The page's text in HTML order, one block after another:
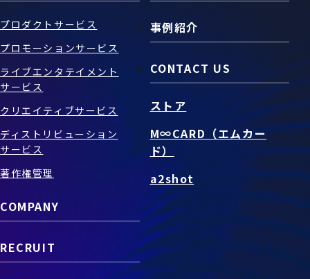
プロダクトサービス
プロモーションサービス
ライブエンタテイメント
サービス
クリエイティブサービス
ディストリビューション
サービス
著作権管理
COMPANY
RECRUIT
事例紹介
CONTACT US
ストア
M∞CARD（エムカー
ド）
a2shot